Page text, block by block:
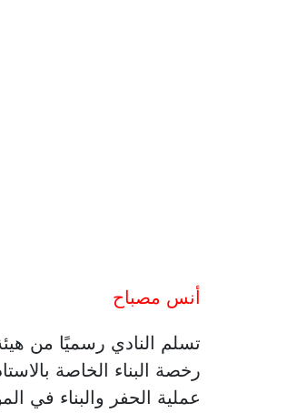
أنس مصباح
تسلم النادي رسميًا من
رخصة البناء الخاصة
عملية الحفر والبناء في